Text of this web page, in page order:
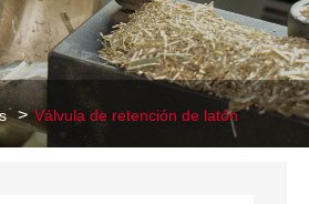
Válvula de retención de latón